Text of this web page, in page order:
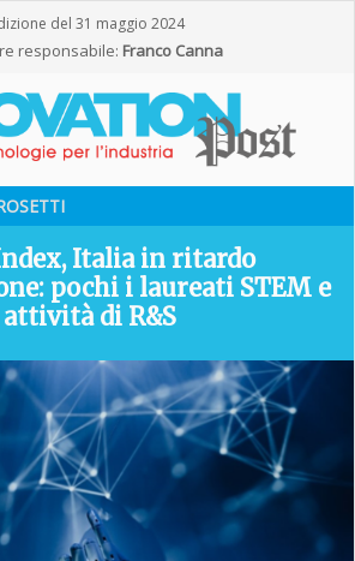
del 31 maggio 2024
responsabile: Franco Canna
Italia in ritardo
pochi i laureati STEM e
di R&S